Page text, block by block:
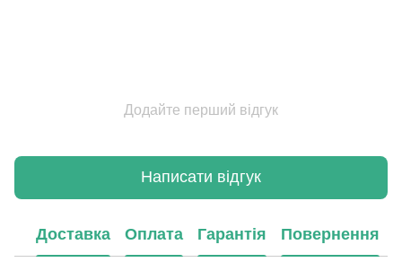
Додайте перший відгук
Написати відгук
Доставка Оплата Гарантія Повернення